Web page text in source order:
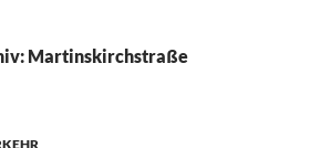
Martinskirchstraße